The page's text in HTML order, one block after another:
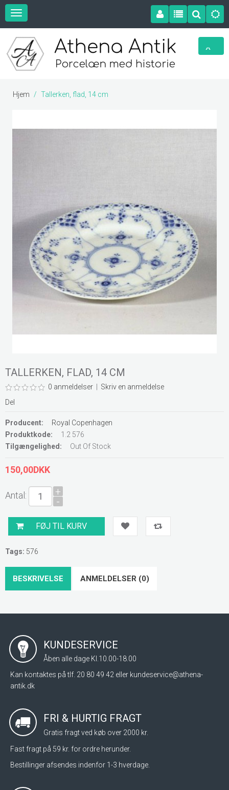
Hjem Tallerken, flad, 14 cm
TALLERKEN, FLAD, 14 CM
0 anmeldelser
Skriv en anmeldelse
Del
Producent:
Royal Copenhagen
Produktkode:
1.2 576
Tilgængelighed:
Out Of Stock
150,00DKK
Antal: +
-
Tags: 576
BESKRIVELSE ANMELDELSER (0)
KUNDESERVICE
Åben alle dage Kl.10.00-18.00
Kan kontaktes på tlf. 20 80 49 42 eller kundeservice@athena-
antik.dk
FRI & HURTIG FRAGT
Gratis fragt ved køb over 2000 kr.
Fast fragt på 59 kr. for ordre herunder.
Bestillinger afsendes indenfor 1-3 hverdage.